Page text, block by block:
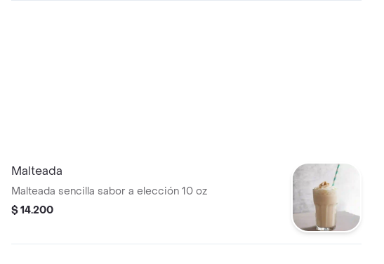
Malteada
Malteada sencilla sabor a elección 10 oz
$ 14.200